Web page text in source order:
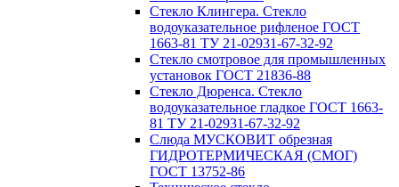
Стекло Клингера. Стекло
водоуказательное рифленое ГОСТ
1663-81 ТУ 21-02931-67-32-92
Стекло смотровое для промышленных
установок ГОСТ 21836-88
Стекло Дюренса. Стекло
водоуказательное гладкое ГОСТ 1663-
81 ТУ 21-02931-67-32-92
Слюда МУСКОВИТ обрезная
ГИДРОТЕРМИЧЕСКАЯ (СМОГ)
ГОСТ 13752-86